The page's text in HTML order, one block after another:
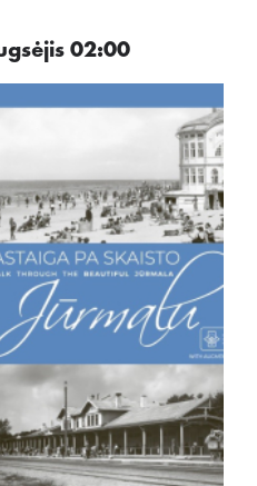
02:00